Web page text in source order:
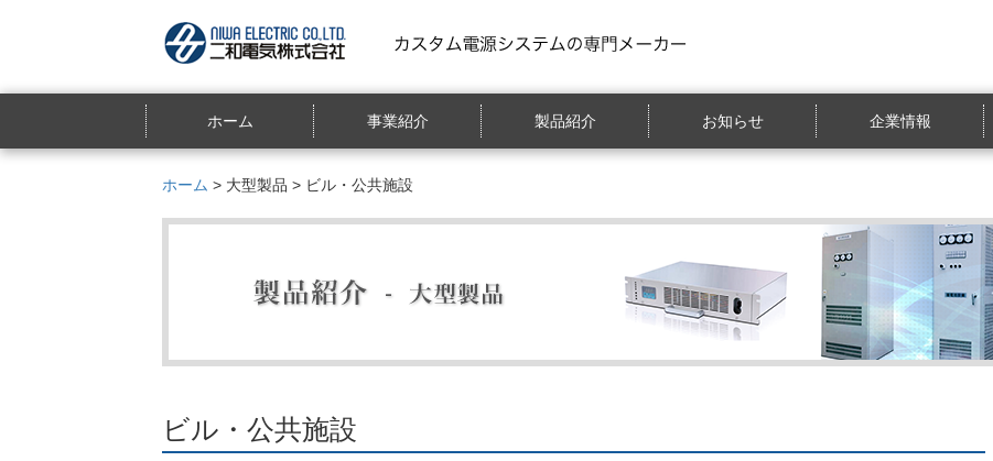
ホーム 事業紹介 製品紹介 お知らせ 企業情報
ホーム > 大型製品 > ビル・公共施設
ビル・公共施設